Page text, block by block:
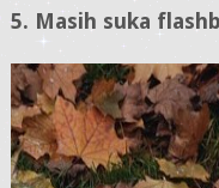
5. Masih suka